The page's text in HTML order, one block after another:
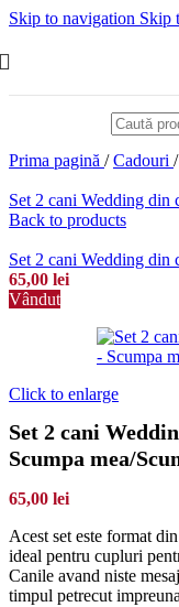
Skip to navigation Skip
Prima pagină / Cadouri /
Set 2 cani Wedding din
Back to products
Set 2 cani Wedding din
65,00 lei
Vândut
Click to enlarge
Set 2 cani
Scumpa mea/
65,00 lei
Acest set este format
ideal pentru cupluri
Canile avand niste
timpul petrecut